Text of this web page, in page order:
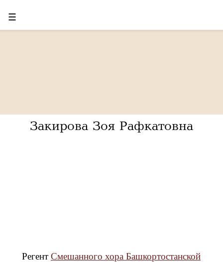
☰
Закирова Зоя Рафкатовна
Регент Смешанного хора Башкортостанской